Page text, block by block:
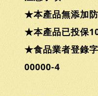
★本產品無添加
★本產品已投保
★食品業者登錄
00000-4